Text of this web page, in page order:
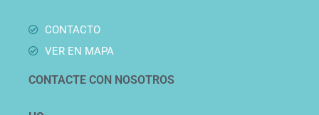
CONTACTO
VER EN MAPA
CONTACTE CON NOSOTROS